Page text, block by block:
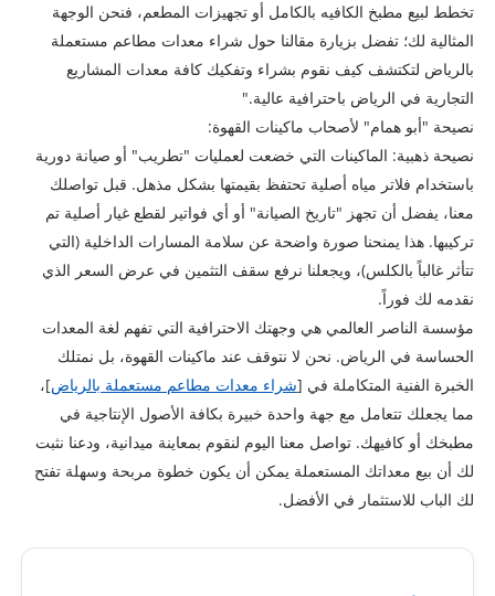
تخطط لبيع مطبخ الكافيه بالكامل أو تجهيزات المطعم، فنحن الوجهة
المثالية لك؛ تفضل بزيارة مقالنا حول شراء معدات مطاعم مستعملة
بالرياض لتكتشف كيف نقوم بشراء وتفكيك كافة معدات المشاريع
التجارية في الرياض باحترافية عالية."
نصيحة "أبو همام" لأصحاب ماكينات القهوة:
​نصيحة ذهبية: الماكينات التي خضعت لعمليات "تطريب" أو صيانة دورية
باستخدام فلاتر مياه أصلية تحتفظ بقيمتها بشكل مذهل. قبل تواصلك
معنا، يفضل أن تجهز "تاريخ الصيانة" أو أي فواتير لقطع غيار أصلية تم
تركيبها. هذا يمنحنا صورة واضحة عن سلامة المسارات الداخلية (التي
تتأثر غالباً بالكلس)، ويجعلنا نرفع سقف التثمين في عرض السعر الذي
نقدمه لك فوراً.
مؤسسة الناصر العالمي هي وجهتك الاحترافية التي تفهم لغة المعدات
الحساسة في الرياض. نحن لا نتوقف عند ماكينات القهوة، بل نمتلك
الخبرة الفنية المتكاملة في [شراء معدات مطاعم مستعملة بالرياض]،
مما يجعلك تتعامل مع جهة واحدة خبيرة بكافة الأصول الإنتاجية في
مطبخك أو كافيهك. تواصل معنا اليوم لنقوم بمعاينة ميدانية، ودعنا نثبت
لك أن بيع معداتك المستعملة يمكن أن يكون خطوة مربحة وسهلة تفتح
لك الباب للاستثمار في الأفضل.